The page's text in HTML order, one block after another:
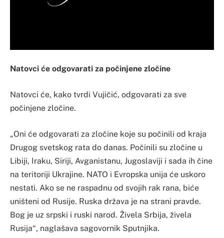
Natovci će odgovarati za počinjene zločine
Natovci će, kako tvrdi Vujičić, odgovarati za sve
počinjene zločine.
„Oni će odgovarati za zločine koje su počinili od kraja
Drugog svetskog rata do danas. Počinili su zločine u
Libiji, Iraku, Siriji, Avganistanu, Jugoslaviji i sada ih čine
na teritoriji Ukrajine. NATO i Evropska unija će uskoro
nestati. Ako se ne raspadnu od svojih rak rana, biće
uništeni od Rusije. Ruska država je na strani pravde.
Bog je uz srpski i ruski narod. Živela Srbija, živela
Rusija“, naglašava sagovornik Sputnjika.